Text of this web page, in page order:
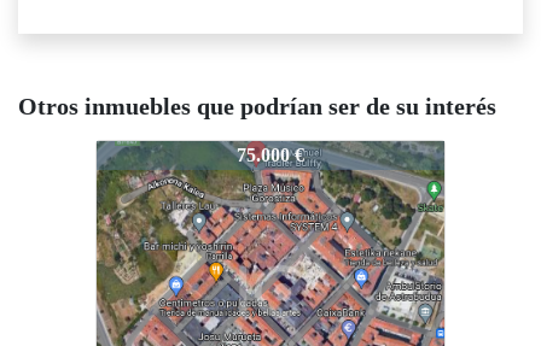
Otros inmuebles que podrían ser de su interés
786-ARTA
75.000 €
786-ARTA 90.000 €